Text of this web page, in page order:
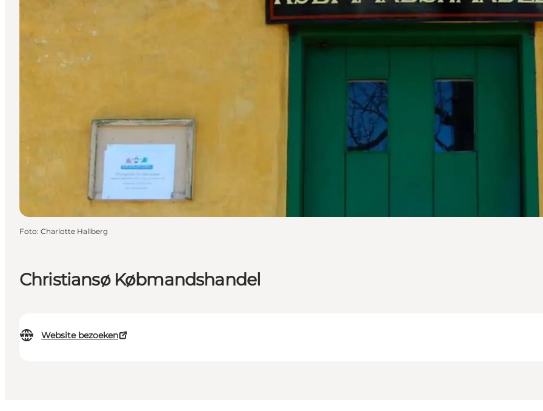
Christiansø Købmandshandel
Website bezoeken
Foto: Charlotte Hallberg